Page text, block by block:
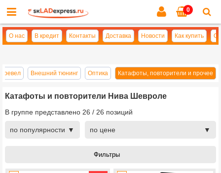
0
О нас В кредит Контакты Доставка Новости Как купить
Внешний тюнинг Оптика Катафоты, повторители и прочее
Катафоты и повторители Нива Шевроле
В группе представлено 26 / 26 позиций
по популярности по цене